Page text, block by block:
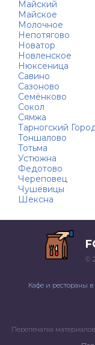
Майский
Майское
Молочное
Непотягово
Новатор
Новленское
Нюксеница
Савино
Сазоново
Семёнково
Сокол
Сямжа
Тарногский
Тоншалово
Тотьма
Устюжна
Федотово
Череповец
Чушевицы
Шексна
©
Кафе и рестораны
Перепечатка